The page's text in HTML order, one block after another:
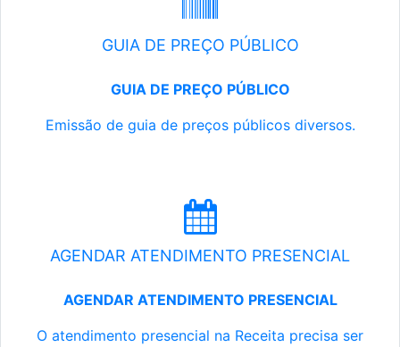
GUIA DE PREÇO PÚBLICO
GUIA DE PREÇO PÚBLICO
Emissão de guia de preços públicos diversos.
AGENDAR ATENDIMENTO PRESENCIAL
AGENDAR ATENDIMENTO PRESENCIAL
O atendimento presencial na Receita precisa ser